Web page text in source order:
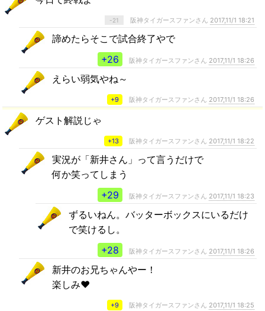
-21 阪神タイガースファンさん 2017,11/1 18:21
諦めたらそこで試合終了やで
+26
阪神タイガースファンさん 2017,11/1 18:26
えらい弱気やね～
+9 阪神タイガースファンさん 2017,11/1 18:26
ゲスト解説じゃ
+13 阪神タイガースファンさん 2017,11/1 18:22
実況が「新井さん」って言うだけで
何か笑ってしまう
+29
阪神タイガースファンさん 2017,11/1 18:23
ずるいねん。バッターボックスにいるだけ
で笑けるし。
+28
阪神タイガースファンさん 2017,11/1 18:26
新井のお兄ちゃんやー！
楽しみ♥
+9 阪神タイガースファンさん 2017,11/1 18:25